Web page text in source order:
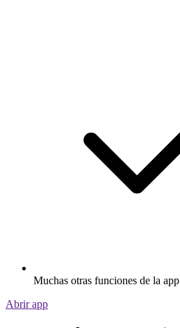
Muchas otras funciones de la app
Abrir app